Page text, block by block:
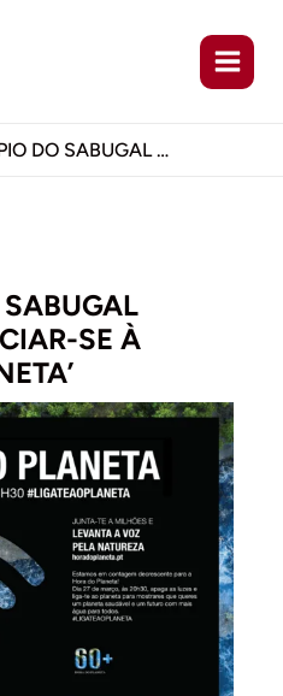
MUNICÍPIO DO SABUGAL VOLTA A ASSOCIAR-SE À ‘HORA DO PLANETA’
SE À